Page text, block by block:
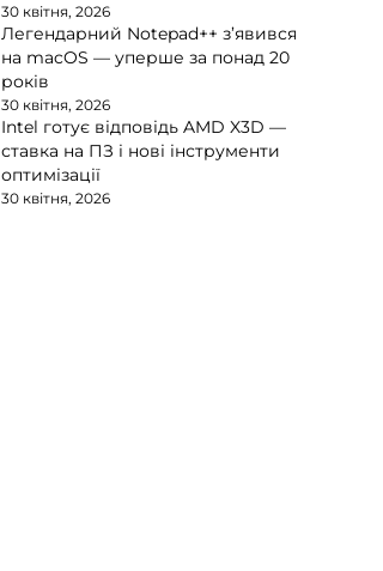
30 квітня, 2026
Легендарний Notepad++ з’явився
на macOS — уперше за понад 20
років
30 квітня, 2026
Intel готує відповідь AMD X3D —
ставка на ПЗ і нові інструменти
оптимізації
30 квітня, 2026